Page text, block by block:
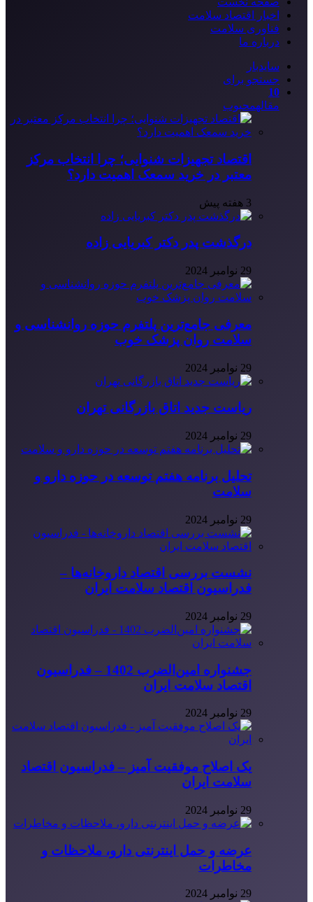
اخبار اقتصاد سلامت
فناوری سلامت
درباره ما
سایدبار
جستجو برای
10
مقالهمحبوب
اقتصاد تجهیزات شنوایی؛ چرا انتخاب مرکز
معتبر در خرید سمعک اهمیت دارد؟
3 هفته پیش
درگذشت پدر دکتر کبریایی زاده
29 نوامبر 2024
معرفی جامع‌ترین پلتفرم حوزه روانشناسی و
سلامت روان پزشک خوب
29 نوامبر 2024
ریاست جدید اتاق بازرگانی تهران
29 نوامبر 2024
تحلیل برنامه هفتم توسعه در حوزه دارو و
سلامت
29 نوامبر 2024
نشست بررسی اقتصاد داروخانه‌ها –
فدراسیون اقتصاد سلامت ایران
29 نوامبر 2024
جشنواره امین‌الضرب 1402 – فدراسیون
اقتصاد سلامت ایران
29 نوامبر 2024
یک اصلاح موفقیت آمیز – فدراسیون اقتصاد
سلامت ایران
29 نوامبر 2024
عرضه و حمل اینترنتی دارو، ملاحظات و
مخاطرات
29 نوامبر 2024